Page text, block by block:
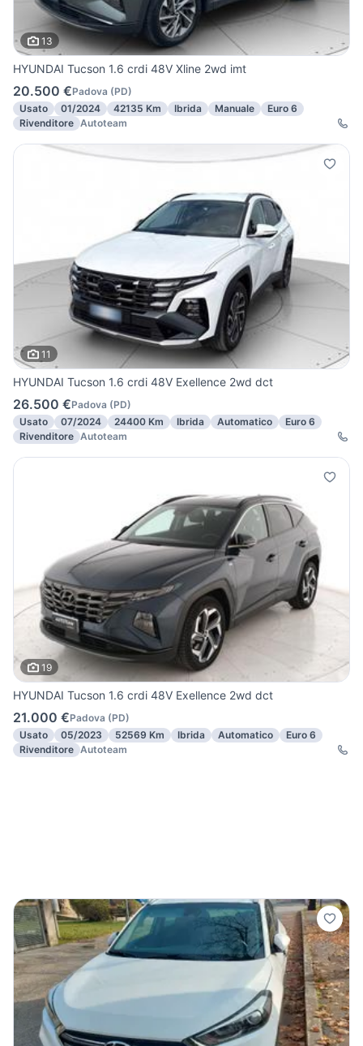
13
HYUNDAI Tucson 1.6 crdi 48V Xline 2wd imt
20.500 €Padova (PD)
Usato
01/2024 42135 Km Ibrida Manuale
Euro 6
Rivenditore Autoteam
11
HYUNDAI Tucson 1.6 crdi 48V Exellence 2wd dct
26.500 €Padova (PD)
Usato
07/2024 24400 Km Ibrida Automatico
Euro 6
Rivenditore Autoteam
19
HYUNDAI Tucson 1.6 crdi 48V Exellence 2wd dct
21.000 €Padova (PD)
Usato
05/2023 52569 Km Ibrida Automatico
Euro 6
Rivenditore Autoteam